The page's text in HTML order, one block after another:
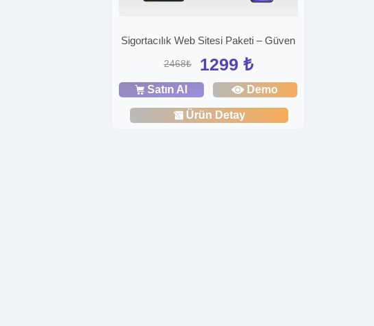
Sigortacılık Web Sitesi Paketi – Güven
2468₺ 1299 ₺
Satın Al Demo
Ürün Detay